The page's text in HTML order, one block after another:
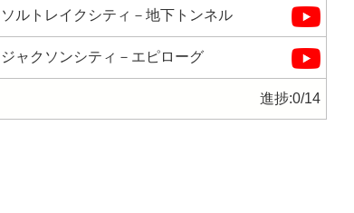
ルトレイクシティ－地下トンネル
ャクソンシティ－エピローグ
進捗:0/14